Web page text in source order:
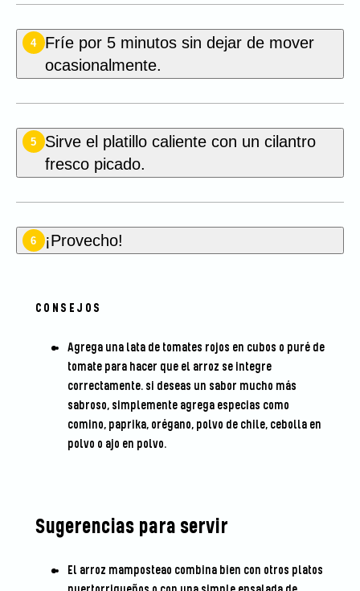
4
Fríe por 5 minutos sin dejar de mover
ocasionalmente.
5
Sirve el platillo caliente con un cilantro
fresco picado.
6 ¡Provecho!
CONSEJOS
Agrega una lata de tomates rojos en cubos o puré de
tomate para hacer que el arroz se integre
correctamente. si deseas un sabor mucho más
sabroso, simplemente agrega especias como
comino, paprika, orégano, polvo de chile, cebolla en
polvo o ajo en polvo.
Sugerencias para servir
El arroz mamposteao combina bien con otros platos